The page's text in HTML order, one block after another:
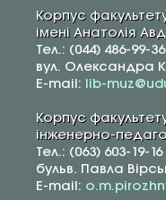
Корпус
імені Анатолія
Тел.: (044) 486-99-36
вул. Олександра
E-mail:
lib-
Корпус
інженерно-
Тел.: (063) 603-19-
бульв. Павла
E-mail: